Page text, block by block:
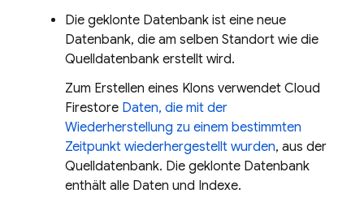
Die geklonte Datenbank ist eine neue
Datenbank, die am selben Standort wie die
Quelldatenbank erstellt wird.
Zum Erstellen eines Klons verwendet Cloud
Firestore Daten, die mit der
Wiederherstellung zu einem bestimmten
Zeitpunkt wiederhergestellt wurden, aus der
Quelldatenbank. Die geklonte Datenbank
enthält alle Daten und Indexe.